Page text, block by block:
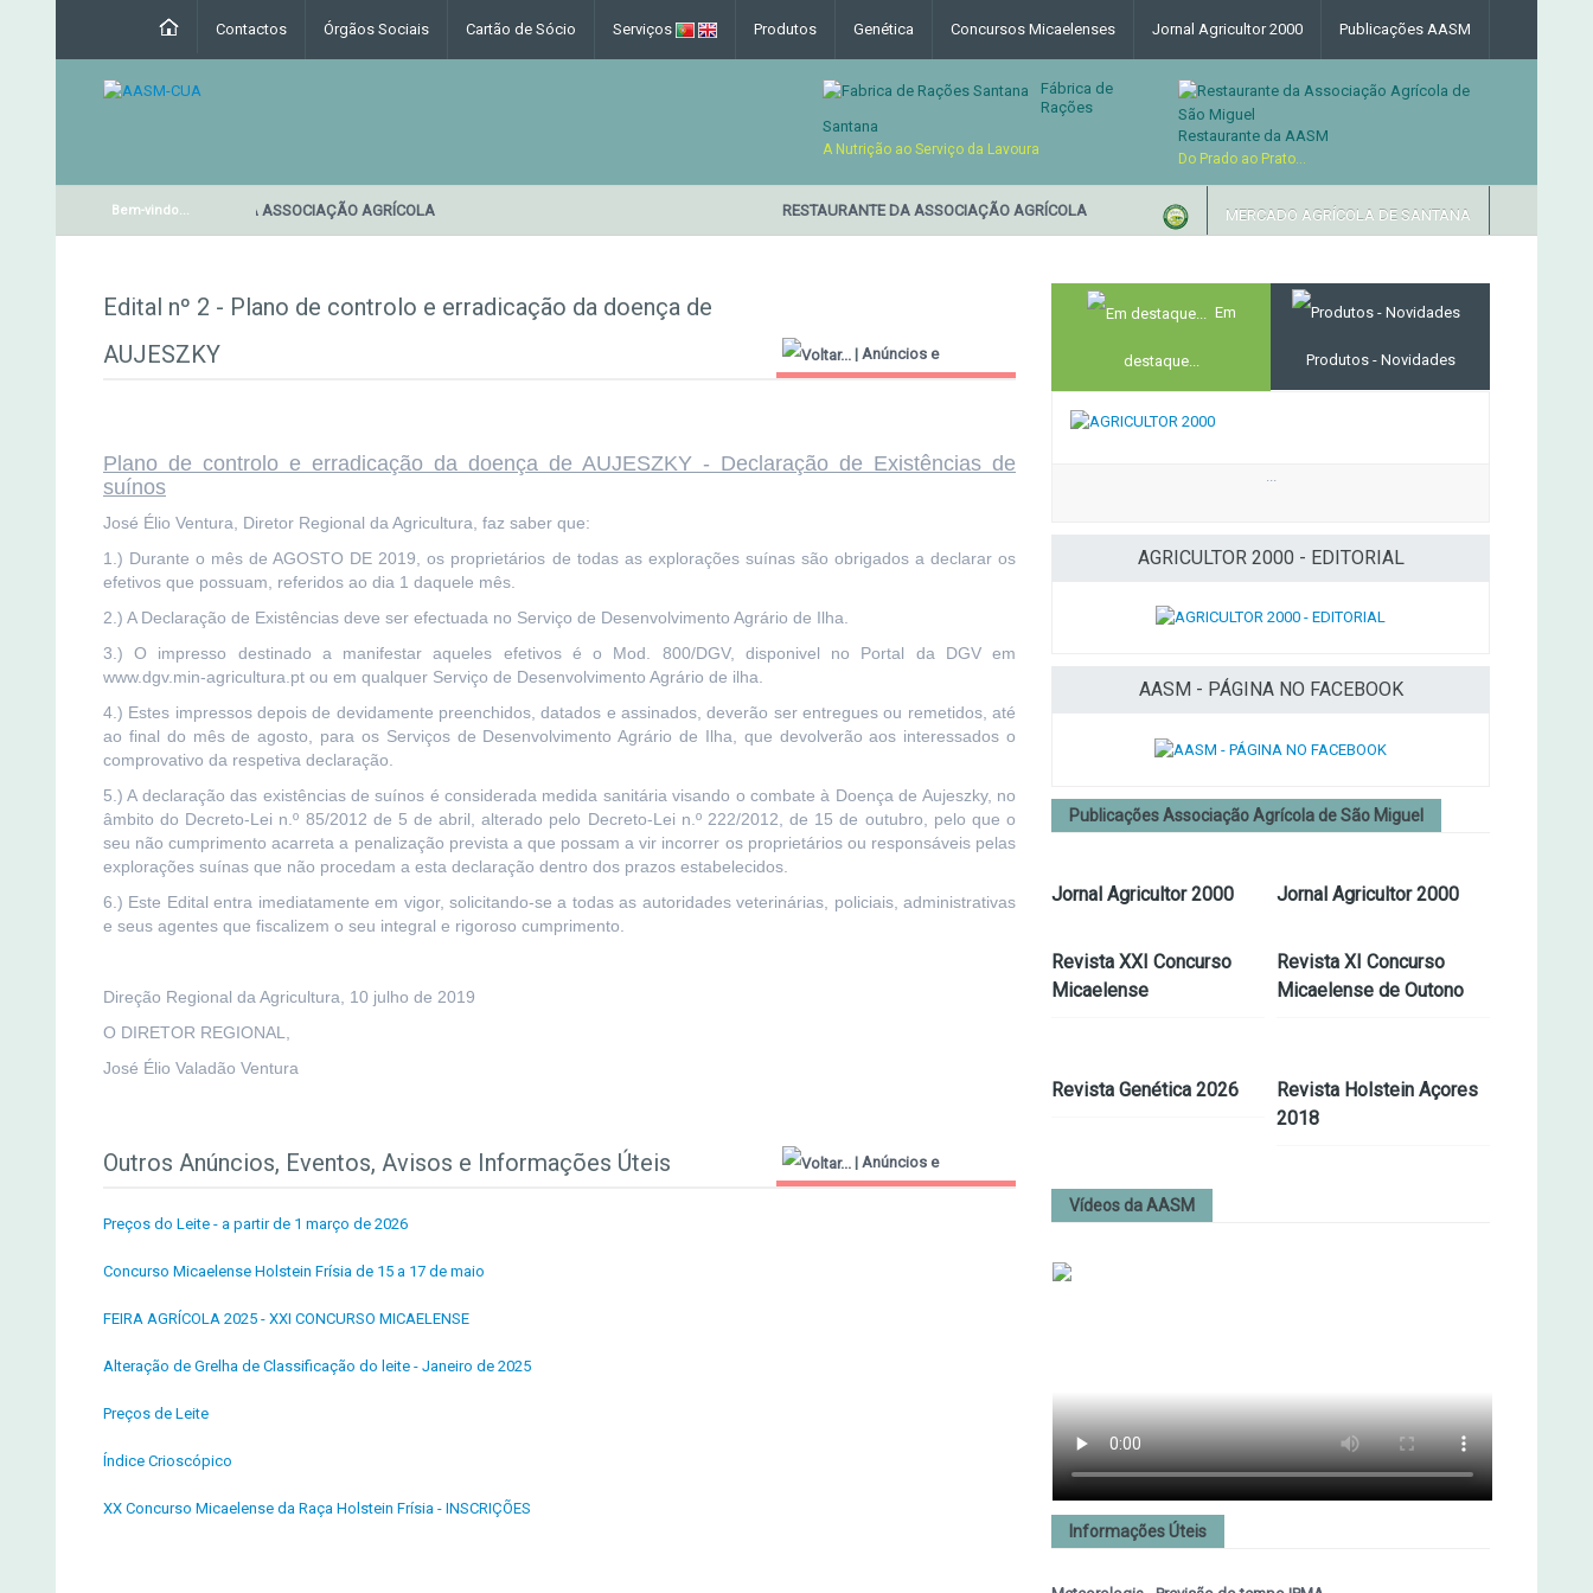
Contactos Órgãos Sociais Cartão de Sócio Serviços Produtos Genética Concursos Micaelenses Jornal Agricultor 2000 Publicações AASM
Fábrica de
Rações
Santana
A Nutrição ao Serviço da Lavoura
Restaurante da AASM
Do Prado ao Prato...
Bem-vindo...
RESTAURANTE DA ASSOCIAÇÃO AGRÍCOLA RESTAURANTE DA ASSOCIAÇÃO AGRÍCOLA RESTAURANTE DA
MERCADO AGRÍCOLA DE SANTANA
Edital nº 2 - Plano de controlo e erradicação da doença de
AUJESZKY
| Anúncios e
Plano de controlo e erradicação da doença de AUJESZKY - Declaração de Existências de
suínos
José Élio Ventura, Diretor Regional da Agricultura, faz saber que:
1.) Durante o mês de AGOSTO DE 2019, os proprietários de todas as explorações suínas são obrigados a declarar os
efetivos que possuam, referidos ao dia 1 daquele mês.
2.) A Declaração de Existências deve ser efectuada no Serviço de Desenvolvimento Agrário de Ilha.
3.) O impresso destinado a manifestar aqueles efetivos é o Mod. 800/DGV, disponivel no Portal da DGV em
www.dgv.min-agricultura.pt ou em qualquer Serviço de Desenvolvimento Agrário de ilha.
4.) Estes impressos depois de devidamente preenchidos, datados e assinados, deverão ser entregues ou remetidos, até
ao final do mês de agosto, para os Serviços de Desenvolvimento Agrário de Ilha, que devolverão aos interessados o
comprovativo da respetiva declaração.
5.) A declaração das existências de suínos é considerada medida sanitária visando o combate à Doença de Aujeszky, no
âmbito do Decreto-Lei n.º 85/2012 de 5 de abril, alterado pelo Decreto-Lei n.º 222/2012, de 15 de outubro, pelo que o
seu não cumprimento acarreta a penalização prevista a que possam a vir incorrer os proprietários ou responsáveis pelas
explorações suínas que não procedam a esta declaração dentro dos prazos estabelecidos.
6.) Este Edital entra imediatamente em vigor, solicitando-se a todas as autoridades veterinárias, policiais, administrativas
e seus agentes que fiscalizem o seu integral e rigoroso cumprimento.
Direção Regional da Agricultura, 10 julho de 2019
O DIRETOR REGIONAL,
José Élio Valadão Ventura
Outros Anúncios, Eventos, Avisos e Informações Úteis | Anúncios e
Preços do Leite - a partir de 1 março de 2026
Concurso Micaelense Holstein Frísia de 15 a 17 de maio
FEIRA AGRÍCOLA 2025 - XXI CONCURSO MICAELENSE
Alteração de Grelha de Classificação do leite - Janeiro de 2025
Preços de Leite
Índice Crioscópico
XX Concurso Micaelense da Raça Holstein Frísia - INSCRIÇÕES
Em
destaque... Produtos - Novidades
AGRICULTOR 2000 - EDITORIAL
AASM - PÁGINA NO FACEBOOK
Publicações Associação Agrícola de São Miguel
Jornal Agricultor 2000 Jornal Agricultor 2000
Revista XXI Concurso
Micaelense
Revista XI Concurso
Micaelense de Outono
Revista Genética 2026
Revista Holstein Açores
2018
Vídeos da AASM
Informações Úteis